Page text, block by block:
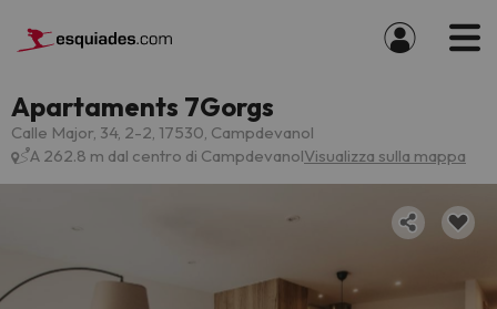
Apartaments 7Gorgs
Calle Major, 34, 2-2, 17530, Campdevanol
A 262.8 m dal centro di CampdevanolVisualizza sulla mappa